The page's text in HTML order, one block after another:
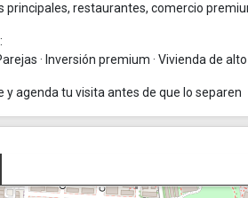
principales, restaurantes, comercio
· Inversión premium · Vivienda de alto
y agenda tu visita antes de que lo separen